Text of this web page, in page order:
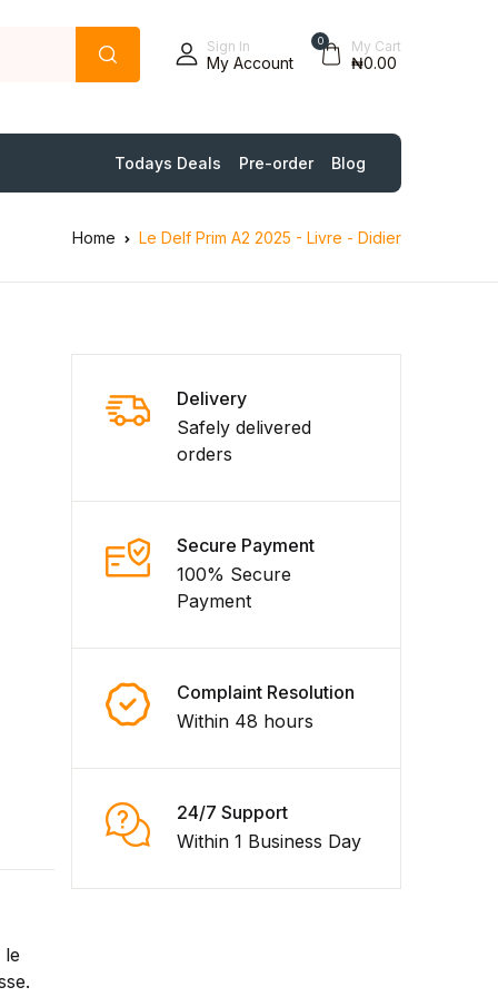
Sign In
My Account
0 My Cart
₦0.00
Todays Deals Pre-order Blog
Home Le Delf Prim A2 2025 - Livre - Didier
le
Delivery
Safely delivered
orders
Secure Payment
100% Secure
Payment
Complaint Resolution
Within 48 hours
24/7 Support
Within 1 Business Day